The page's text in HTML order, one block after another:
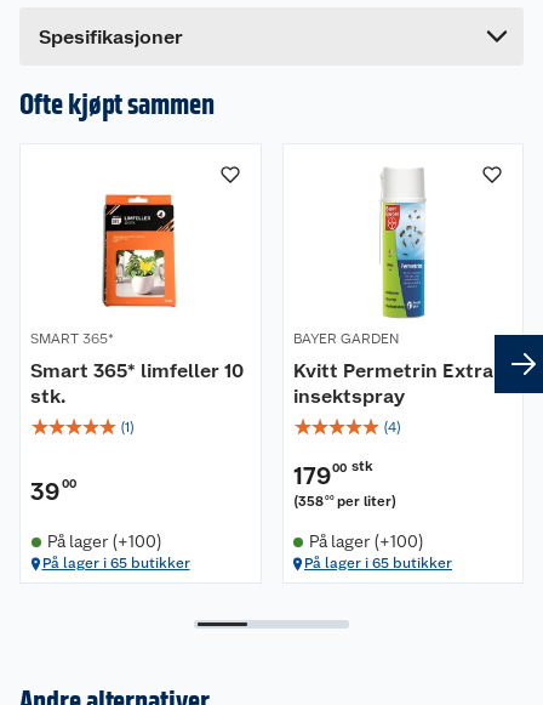
Spesifikasjoner
Ofte kjøpt sammen
SMART 365*
Smart 365* limfeller 10
stk.
☆☆☆☆☆ (1)
3900
På lager (+100)
På lager i 65 butikker
BAYER GARDEN
Kvitt Permetrin Extra
insektspray
☆☆☆☆☆ (4)
17900 stk
(358 00 per liter)
På lager (+100)
På lager i 65 butikker